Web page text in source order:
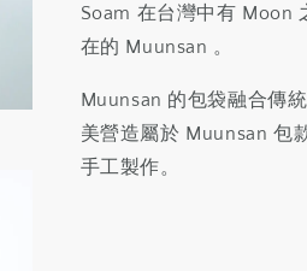
Soam 在台灣中有 Moon
在的 Muunsan 。
Muunsan 的包袋融合傳
美營造屬於 Muunsan 包
手工製作。